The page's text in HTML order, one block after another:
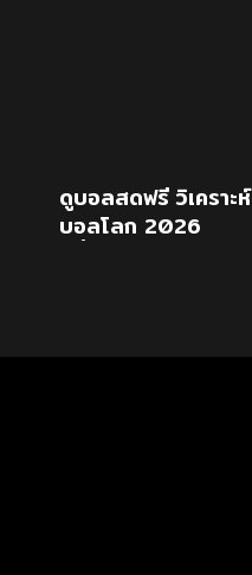
ดูบอลสดฟรี วิเคราะห์
บอลโลก 2026